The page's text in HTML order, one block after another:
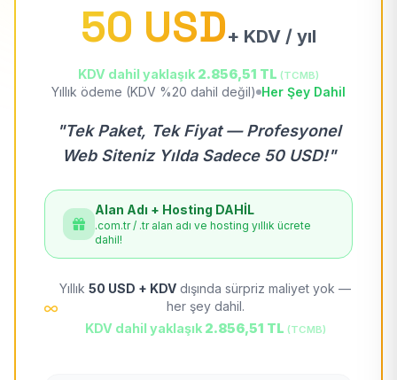
50 USD+ KDV / yıl
KDV dahil yaklaşık 2.856,51 TL (TCMB)
Yıllık ödeme (KDV %20 dahil değil) Her Şey Dahil
"Tek Paket, Tek Fiyat — Profesyonel
Web Siteniz Yılda Sadece 50 USD!"
Alan Adı + Hosting DAHİL
.com.tr / .tr alan adı ve hosting yıllık ücrete
dahil!
Yıllık 50 USD + KDV dışında sürpriz maliyet yok —
her şey dahil.
KDV dahil yaklaşık 2.856,51 TL (TCMB)